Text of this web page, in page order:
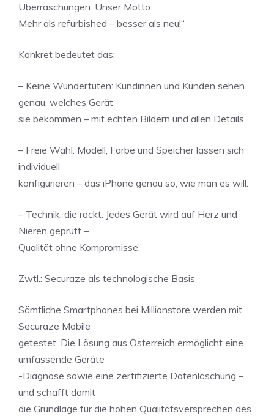
Überraschungen. Unser Motto:
Mehr als refurbished – besser als neu!“
Konkret bedeutet das:
– Keine Wundertüten: Kundinnen und Kunden sehen
genau, welches Gerät
sie bekommen – mit echten Bildern und allen Details.
– Freie Wahl: Modell, Farbe und Speicher lassen sich
individuell
konfigurieren – das iPhone genau so, wie man es will.
– Technik, die rockt: Jedes Gerät wird auf Herz und
Nieren geprüft –
Qualität ohne Kompromisse.
Zwtl.: Securaze als technologische Basis
Sämtliche Smartphones bei Millionstore werden mit
Securaze Mobile
getestet. Die Lösung aus Österreich ermöglicht eine
umfassende Geräte
-Diagnose sowie eine zertifizierte Datenlöschung –
und schafft damit
die Grundlage für die hohen Qualitätsversprechen des